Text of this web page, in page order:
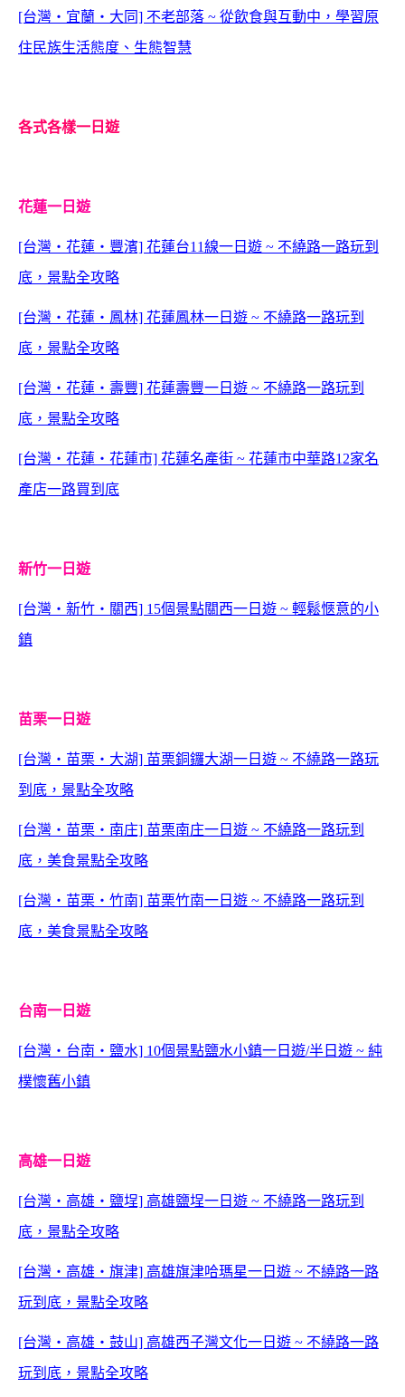
[台灣‧宜蘭‧大同] 不老部落 ~ 從飲食與互動中，學習原
住民族生活態度、生態智慧
各式各樣一日遊
花蓮一日遊
[台灣‧花蓮‧豐濱] 花蓮台11線一日遊 ~ 不繞路一路玩到
底，景點全攻略
[台灣‧花蓮‧鳳林] 花蓮鳳林一日遊 ~ 不繞路一路玩到
底，景點全攻略
[台灣‧花蓮‧壽豐] 花蓮壽豐一日遊 ~ 不繞路一路玩到
底，景點全攻略
[台灣‧花蓮‧花蓮市] 花蓮名產街 ~ 花蓮市中華路12家名
產店一路買到底
新竹一日遊
[台灣‧新竹‧關西] 15個景點關西一日遊 ~ 輕鬆愜意的小
鎮
苗栗一日遊
[台灣‧苗栗‧大湖] 苗栗銅鑼大湖一日遊 ~ 不繞路一路玩
到底，景點全攻略
[台灣‧苗栗‧南庄] 苗栗南庄一日遊 ~ 不繞路一路玩到
底，美食景點全攻略
[台灣‧苗栗‧竹南] 苗栗竹南一日遊 ~ 不繞路一路玩到
底，美食景點全攻略
台南一日遊
[台灣‧台南‧鹽水] 10個景點鹽水小鎮一日遊/半日遊 ~ 純
樸懷舊小鎮
高雄一日遊
[台灣‧高雄‧鹽埕] 高雄鹽埕一日遊 ~ 不繞路一路玩到
底，景點全攻略
[台灣‧高雄‧旗津] 高雄旗津哈瑪星一日遊 ~ 不繞路一路
玩到底，景點全攻略
[台灣‧高雄‧鼓山] 高雄西子灣文化一日遊 ~ 不繞路一路
玩到底，景點全攻略